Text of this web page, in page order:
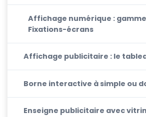
Affichage numérique : gamme
Fixations-écrans
Affichage publicitaire : le
Borne interactive à simple ou
Enseigne publicitaire avec